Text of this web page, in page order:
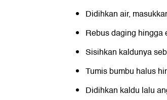
Didihkan air,
Rebus daging hingga
Sisihkan kaldunya
Tumis bumbu halus
Didihkan kaldu lalu